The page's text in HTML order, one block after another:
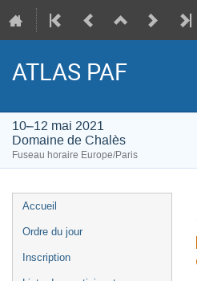
ATLAS PAF
10–12 mai 2021
Domaine de Chalès
Fuseau horaire Europe/Paris
Menu
de
Accueil
Ordre du jour
Inscription